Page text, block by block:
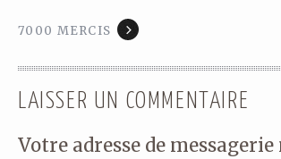
7000 MERCIS
LAISSER UN COMMENTAIRE
Votre adresse de